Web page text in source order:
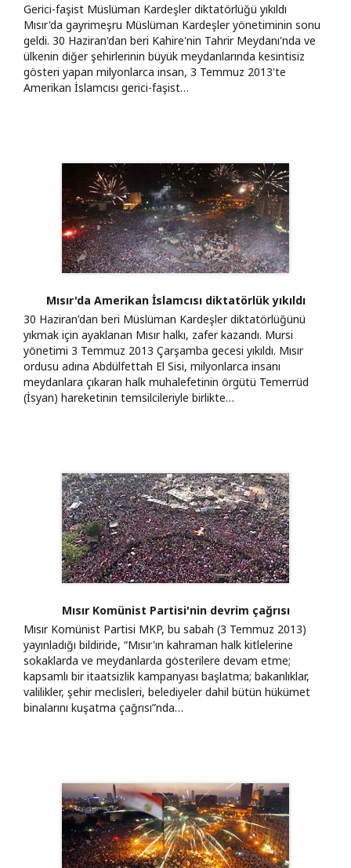
Gerici-faşist Müslüman Kardeşler diktatörlüğü yıkıldı
Mısır'da gayrimeşru Müslüman Kardeşler yönetiminin sonu
geldi. 30 Haziran'dan beri Kahire'nin Tahrir Meydanı'nda ve
ülkenin diğer şehirlerinin büyük meydanlarında kesintisiz
gösteri yapan milyonlarca insan, 3 Temmuz 2013'te
Amerikan İslamcısı gerici-faşist…
Mısır'da Amerikan İslamcısı diktatörlük yıkıldı
30 Haziran'dan beri Müslüman Kardeşler diktatörlüğünü
yıkmak için ayaklanan Mısır halkı, zafer kazandı. Mursi
yönetimi 3 Temmuz 2013 Çarşamba gecesi yıkıldı. Mısır
ordusu adına Abdülfettah El Sisi, milyonlarca insanı
meydanlara çıkaran halk muhalefetinin örgütü Temerrüd
(İsyan) hareketinin temsilcileriyle birlikte…
Mısır Komünist Partisi'nin devrim çağrısı
Mısır Komünist Partisi MKP, bu sabah (3 Temmuz 2013)
yayınladığı bildiride, “Mısır'ın kahraman halk kitlelerine
sokaklarda ve meydanlarda gösterilere devam etme;
kapsamlı bir itaatsizlik kampanyası başlatma; bakanlıklar,
valilikler, şehir meclisleri, belediyeler dahil bütün hükümet
binalarını kuşatma çağrısı”nda…